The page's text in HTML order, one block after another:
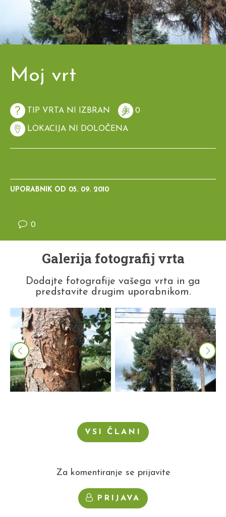
Moj vrt
TIP VRTA NI IZBRAN 0
LOKACIJA NI DOLOČENA
UPORABNIK OD 05. 09. 2010
0
Galerija fotografij vrta
Dodajte fotografije vašega vrta in ga
predstavite drugim uporabnikom.
VSI ČLANI
Za komentiranje se prijavite
PRIJAVA